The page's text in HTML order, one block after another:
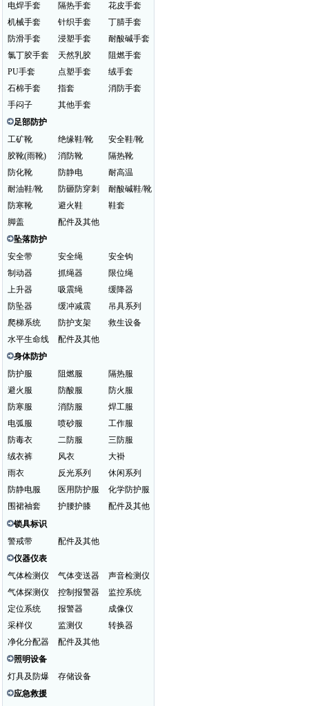
电焊手套
隔热手套
花皮手套
机械手套
针织手套
丁腈手套
防滑手套
浸塑手套
耐酸碱手套
氯丁胶手套
天然乳胶
阻燃手套
PU手套
点塑手套
绒手套
石棉手套
指套
消防手套
手闷子
其他手套
足部防护
工矿靴
绝缘鞋/靴
安全鞋/靴
胶靴(雨靴)
消防靴
隔热靴
防化靴
防静电
耐高温
耐油鞋/靴
防砸防穿刺
耐酸碱鞋/靴
防寒靴
避火鞋
鞋套
脚盖
配件及其他
坠落防护
安全带
安全绳
安全钩
制动器
抓绳器
限位绳
上升器
吸震绳
缓降器
防坠器
缓冲减震
吊具系列
爬梯系统
防护支架
救生设备
水平生命线
配件及其他
身体防护
防护服
阻燃服
隔热服
避火服
防酸服
防火服
防寒服
消防服
焊工服
电弧服
喷砂服
工作服
防毒衣
二防服
三防服
绒衣裤
风衣
大褂
雨衣
反光系列
休闲系列
防静电服
医用防护服
化学防护服
围裙袖套
护腰护膝
配件及其他
锁具标识
警戒带
配件及其他
仪器仪表
气体检测仪
气体变送器
声音检测仪
气体探测仪
控制报警器
监控系统
定位系统
报警器
成像仪
采样仪
监测仪
转换器
净化分配器
配件及其他
照明设备
灯具及防爆
存储设备
应急救援